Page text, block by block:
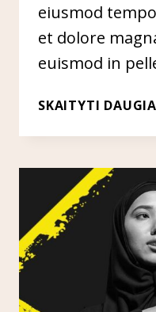
eiusmod
et dolore
euismod in
SKAITYTI